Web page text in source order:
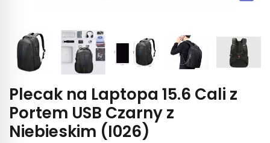
Plecak na Laptopa 15.6 Cali z
Portem USB Czarny z
Niebieskim (I026)